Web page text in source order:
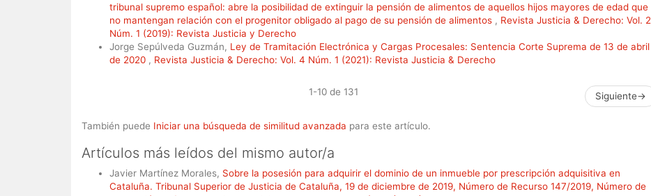
tribunal supremo español: abre la posibilidad de extinguir la pensión de alimentos de aquellos hijos mayores de edad que
no mantengan relación con el progenitor obligado al pago de su pensión de alimentos , Revista Justicia & Derecho: Vol. 2
Núm. 1 (2019): Revista Justicia y Derecho
Jorge Sepúlveda Guzmán, Ley de Tramitación Electrónica y Cargas Procesales: Sentencia Corte Suprema de 13 de abril
de 2020 , Revista Justicia & Derecho: Vol. 4 Núm. 1 (2021): Revista Justicia & Derecho
1-10 de 131 Siguiente→
También puede Iniciar una búsqueda de similitud avanzada para este artículo.
Artículos más leídos del mismo autor/a
Javier Martínez Morales, Sobre la posesión para adquirir el dominio de un inmueble por prescripción adquisitiva en
Cataluña. Tribunal Superior de Justicia de Cataluña, 19 de diciembre de 2019, Número de Recurso 147/2019, Número de